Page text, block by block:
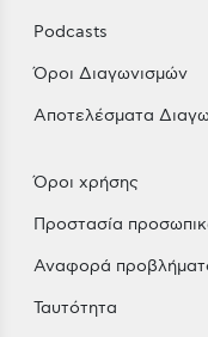
Podcasts
Όροι Διαγωνισμών
Αποτελέσματα
Όροι χρήσης
Προστασία
Αναφορά
Ταυτότητα